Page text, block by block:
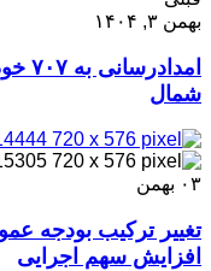
بهمن ۳, ۱۴۰۴
شمال
۰۳ بهمن
تغییر ترکیب بودجه
افزایش سهم اجرایی